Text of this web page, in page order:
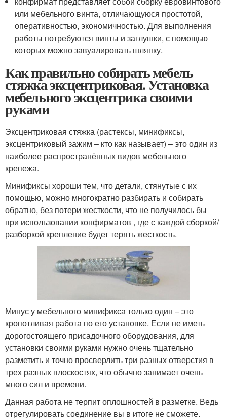
или мебельного винта, отличающуюся простотой,
оперативностью, экономичностью. Для выполнения
работы потребуются винты и заглушки, с помощью
которых можно завуалировать шляпку.
Как правильно собирать мебель
стяжка эксцентриковая. Установка
мебельного эксцентрика своими
руками
Эксцентриковая стяжка (растексы, минификсы,
эксцентриковый зажим – кто как называет) – это один из
наиболее распространённых видов мебельного
крепежа.
Минификсы хороши тем, что детали, стянутые с их
помощью, можно многократно разбирать и собирать
обратно, без потери жесткости, что не получилось бы
при использовании конфирматов , где с каждой сборкой/
разборкой крепление будет терять жесткость.
Минус у мебельного минификса только один – это
кропотливая работа по его установке. Если не иметь
дорогостоящего присадочного оборудования, для
установки своими руками нужно очень тщательно
разметить и точно просверлить три разных отверстия в
трех разных плоскостях, что обычно занимает очень
много сил и времени.
Данная работа не терпит оплошностей в разметке. Ведь
отрегулировать соединение вы в итоге не сможете.